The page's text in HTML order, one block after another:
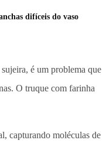
difíceis do vaso
é um problema que
O truque com farinha
capturando moléculas de